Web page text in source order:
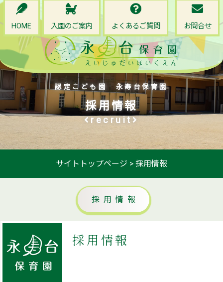
HOME 入園のご案内 よくあるご質問 お問合せ
認定こども園 永寿台保育園
採用情報
recruit
サイトトップページ > 採用情報
採用情報
採用情報